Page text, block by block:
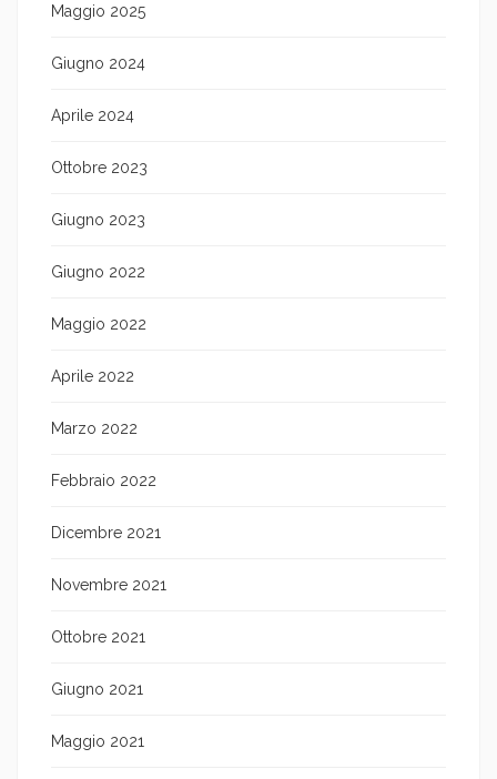
Maggio 2025
Giugno 2024
Aprile 2024
Ottobre 2023
Giugno 2023
Giugno 2022
Maggio 2022
Aprile 2022
Marzo 2022
Febbraio 2022
Dicembre 2021
Novembre 2021
Ottobre 2021
Giugno 2021
Maggio 2021